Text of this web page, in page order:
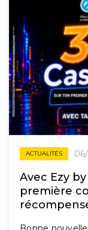
ACTUALITÉS
Avec Ezy
première